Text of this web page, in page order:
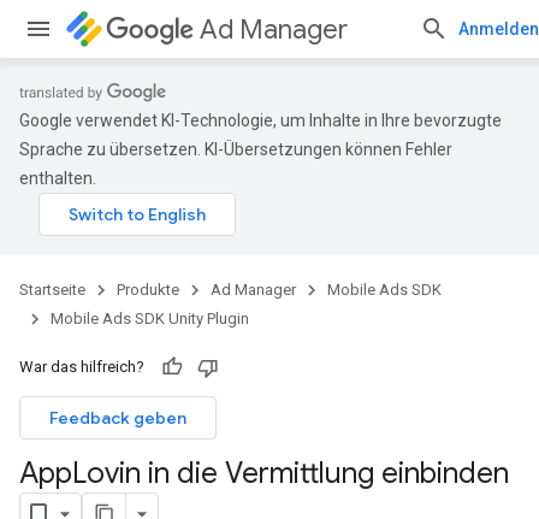
Ad Manager Anmelden
Google verwendet KI-Technologie, um Inhalte in Ihre bevorzugte
Sprache zu übersetzen. KI-Übersetzungen können Fehler
enthalten.
Startseite Produkte Ad Manager
Mobile Ads SDK
Mobile Ads SDK Unity Plugin
War das hilfreich?
Feedback geben
AppLovin in die Vermittlung einbinden